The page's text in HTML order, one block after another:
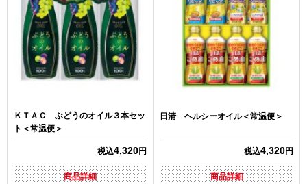
ＫＴＡＣ ぶどうのオイル３本セッ
ト＜常温便＞
税込4,320円
商品詳細
日清 ヘルシーオイル＜常温便＞
税込4,320円
商品詳細